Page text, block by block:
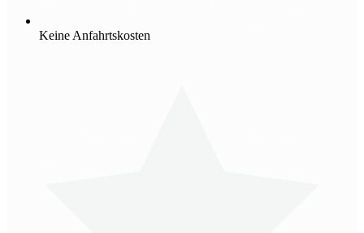
Keine Anfahrtskosten